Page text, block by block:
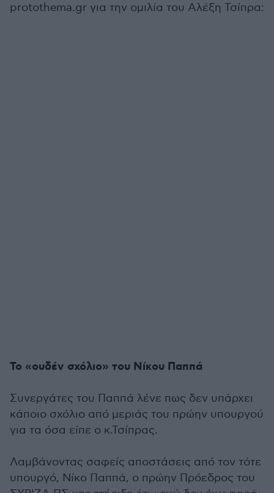
protothema.gr για την ομιλία του Αλέξη Τσίπρα:
Το «ουδέν σχόλιο» του Νίκου Παππά
Συνεργάτες του Παππά λένε πως δεν υπάρχει
κάποιο σχόλιο από μεριάς του πρώην υπουργού
για τα όσα είπε ο κ.Τσίπρας.
Λαμβάνοντας σαφείς αποστάσεις από τον τότε
υπουργό, Νίκο Παππά, ο πρώην Πρόεδρος του